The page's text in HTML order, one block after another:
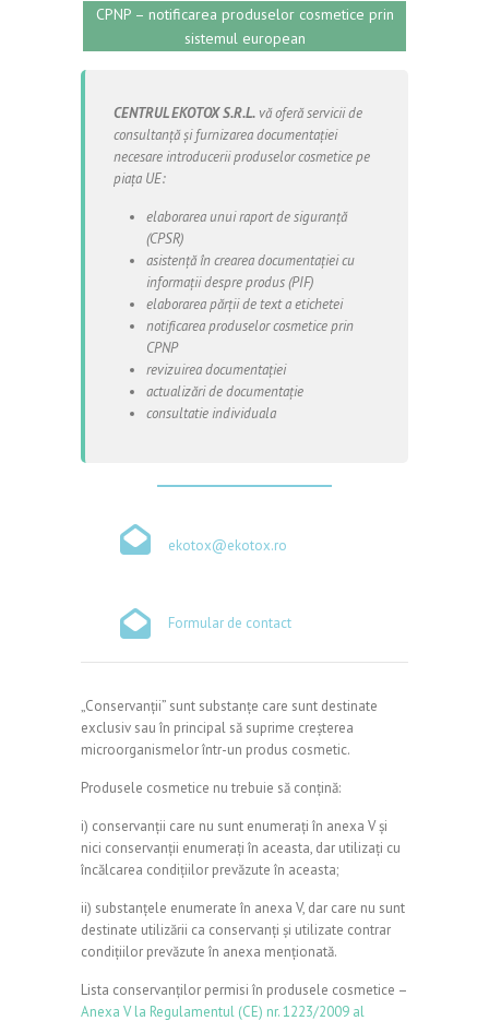
CPNP – notificarea produselor cosmetice prin
sistemul european
CENTRUL EKOTOX S.R.L. vă oferă servicii de
consultanță și furnizarea documentației
necesare introducerii produselor cosmetice pe
piața UE:
elaborarea unui raport de siguranță
(CPSR)
asistență în crearea documentației cu
informații despre produs (PIF)
elaborarea părții de text a etichetei
notificarea produselor cosmetice prin
CPNP
revizuirea documentației
actualizări de documentație
consultatie individuala
ekotox@ekotox.ro
Formular de contact
„Conservanții” sunt substanțe care sunt destinate
exclusiv sau în principal să suprime creșterea
microorganismelor într-un produs cosmetic.
Produsele cosmetice nu trebuie să conțină:
i) conservanții care nu sunt enumerați în anexa V și
nici conservanții enumerați în aceasta, dar utilizați cu
încălcarea condițiilor prevăzute în aceasta;
ii) substanțele enumerate în anexa V, dar care nu sunt
destinate utilizării ca conservanți și utilizate contrar
condițiilor prevăzute în anexa menționată.
Lista conservanților permisi în produsele cosmetice –
Anexa V la Regulamentul (CE) nr. 1223/2009 al